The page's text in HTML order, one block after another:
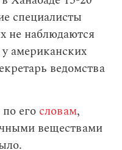
специалисты
не наблюдаются
американских
ведомства
его словам,
веществами